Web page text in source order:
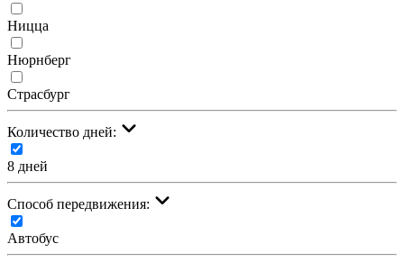
Ницца
Нюрнберг
Страсбург
Количество дней:
8 дней
Cпособ передвижения:
Автобус